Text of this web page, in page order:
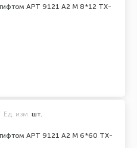
АРТ 9121 А2 M 8*12 TX-
АРТ 9121 А2 M 6*60 TX-
Ед. изм. шт.